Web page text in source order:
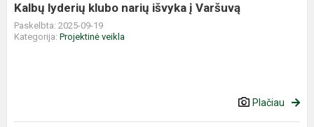
Kalbų lyderių klubo narių išvyka į Varšuvą
Paskelbta: 2025-09-19
Kategorija: Projektinė veikla
Plačiau